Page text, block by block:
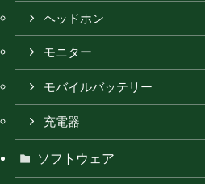
ヘッドホン
モニター
モバイルバッテリー
充電器
ソフトウェア